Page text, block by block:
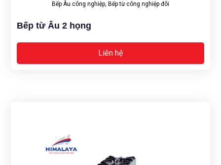
Bếp Âu công nghiệp, Bếp từ công nghiệp đôi
Bếp từ Âu 2 họng
Liên hệ